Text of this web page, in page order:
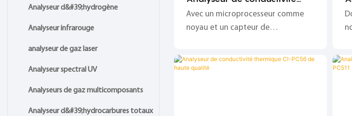
Analyseur d&#39;hydrogène
Analyseur infrarouge
analyseur de gaz laser
Analyseur spectral UV
Analyseurs de gaz multicomposants
Analyseur d&#39;hydrocarbures totaux
thermique portable CI-PC53
personnalisé
Avec un microprocesseur comme
noyau et un capteur de
unité de mesure, il présente les
caractéristiques suivantes :